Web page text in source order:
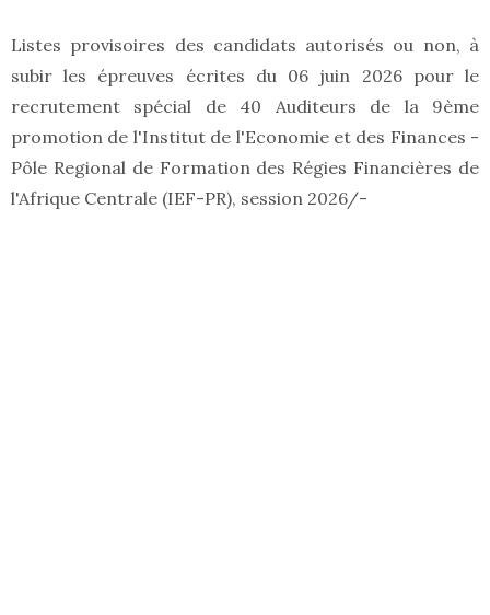
Listes provisoires des candidats autorisés ou non, à
subir les épreuves écrites du 06 juin 2026 pour le
recrutement spécial de 40 Auditeurs de la 9ème
promotion de l'Institut de l'Economie et des Finances -
Pôle Regional de Formation des Régies Financières de
l'Afrique Centrale (IEF-PR), session 2026/-